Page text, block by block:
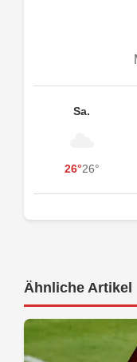
Sa.
26°26°
Ähnliche Artikel